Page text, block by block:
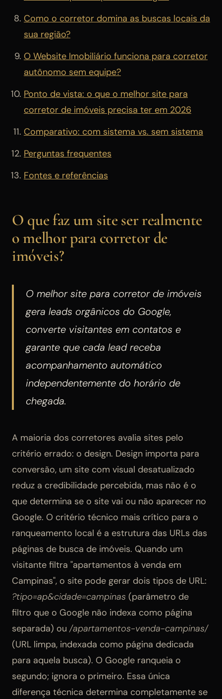
Como o corretor domina as buscas locais da
sua região?
O Website Imobiliário funciona para corretor
autônomo sem equipe?
Ponto de vista: o que o melhor site para
corretor de imóveis precisa ter em 2026
Comparativo: com sistema vs. sem sistema
Perguntas frequentes
Fontes e referências
O que faz um site ser realmente
o melhor para corretor de
imóveis?
O melhor site para corretor de imóveis
gera leads orgânicos do Google,
converte visitantes em contatos e
garante que cada lead receba
acompanhamento automático
independentemente do horário de
chegada.
A maioria dos corretores avalia sites pelo
critério errado: o design. Design importa para
conversão, um site com visual desatualizado
reduz a credibilidade percebida, mas não é o
que determina se o site vai ou não aparecer no
Google. O critério técnico mais crítico para o
ranqueamento local é a estrutura das URLs das
páginas de busca de imóveis. Quando um
visitante filtra "apartamentos à venda em
Campinas", o site pode gerar dois tipos de URL:
?tipo=ap&cidade=campinas (parâmetro de
filtro que o Google não indexa como página
separada) ou /apartamentos-venda-campinas/
(URL limpa, indexada como página dedicada
para aquela busca). O Google ranqueia o
segundo; ignora o primeiro. Essa única
diferença técnica determina completamente se